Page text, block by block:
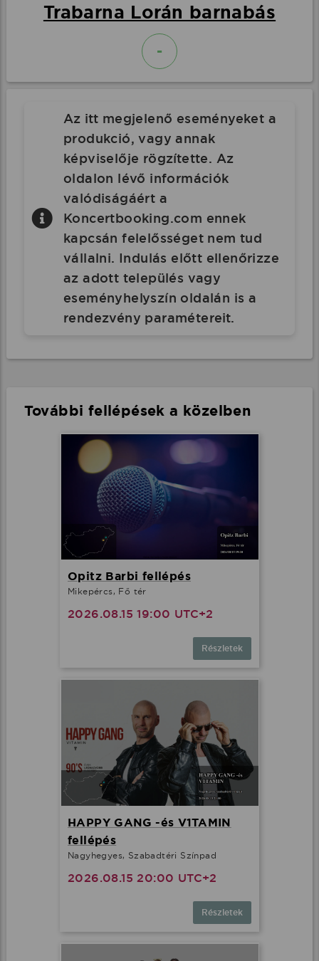
Trabarna Lorán barnabás
-
Az itt megjelenő eseményeket a
produkció, vagy annak
képviselője rögzítette. Az
oldalon lévő információk
valódiságáért a
Koncertbooking.com ennek
kapcsán felelősséget nem tud
vállalni. Indulás előtt ellenőrizze
az adott település vagy
eseményhelyszín oldalán is a
rendezvény paramétereit.
További fellépések a közelben
Opitz Barbi fellépés
Mikepércs, Fő tér
2026.08.15 19:00 UTC+2
Részletek
HAPPY GANG -és V1TAMIN
fellépés
Nagyhegyes, Szabadtéri Színpad
2026.08.15 20:00 UTC+2
Részletek